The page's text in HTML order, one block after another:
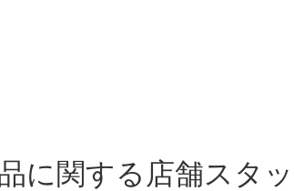
に関する店舗スタ